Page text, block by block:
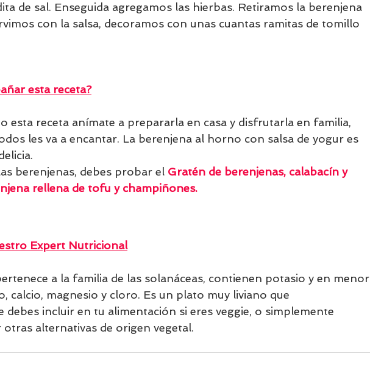
de sal. Enseguida agregamos las hierbas. Retiramos la berenjena
con la salsa, decoramos con unas cuantas ramitas de tomillo
esta receta?
esta receta anímate a prepararla en casa y disfrutarla en familia,
les va a encantar. La berenjena al horno con salsa de yogur es
berenjenas, debes probar el Gratén de berenjenas, calabacín y
rellena de tofu y champiñones.
Expert Nutricional
a la familia de las solanáceas, contienen potasio y en menor
calcio, magnesio y cloro. Es un plato muy liviano que
debes incluir en tu alimentación si eres veggie, o simplemente
alternativas de origen vegetal.